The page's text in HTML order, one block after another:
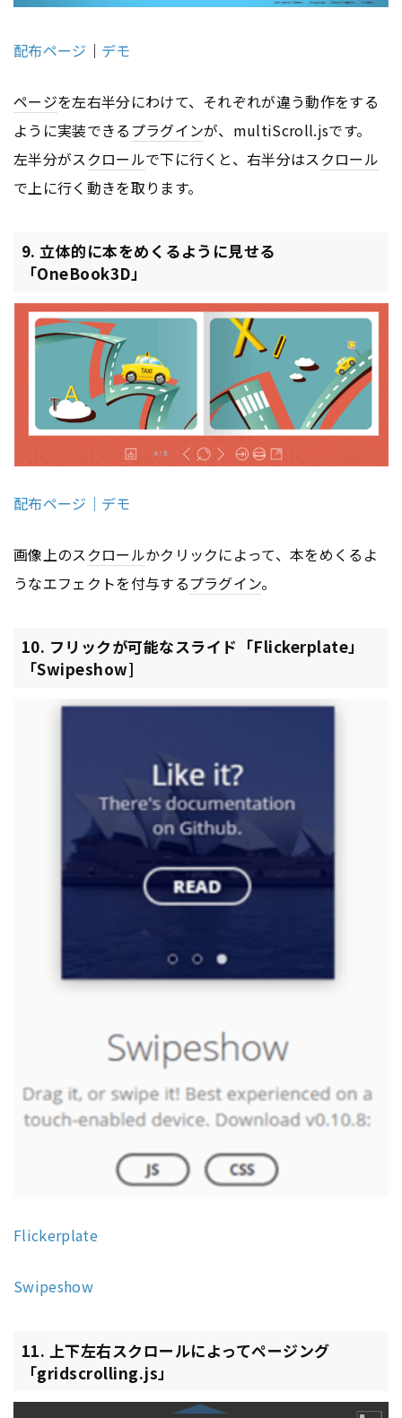
配布ページ ｜ デモ
ページを左右半分にわけて、それぞれが違う動作をする
ように実装できる プラグインが、multiScroll.jsです。
左半分がスクロールで下に行くと、右半分はスクロール
で上に行く動きを取ります。
9. 立体的に本をめくるように見せる
「OneBook3D」
配布ページ｜デモ
画像上のスクロールかクリックによって、本をめくるよ
うなエフェクトを付与するプラグイン。
10. フリックが可能なスライド「Flickerplate」
「Swipeshow]
Flickerplate
Swipeshow
11. 上下左右スクロールによってページング
「gridscrolling.js」